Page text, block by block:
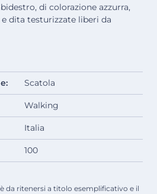
di colorazione azzurra,
dita testurizzate liberi da
Scatola
Walking
Italia
100
da ritenersi a titolo esemplificativo e il